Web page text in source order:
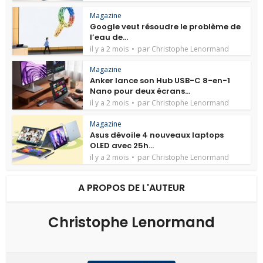
Magazine
Google veut résoudre le problème de
l’eau de...
il y a 2 mois par Christophe Lenormand
Magazine
Anker lance son Hub USB-C 8-en-1
Nano pour deux écrans...
il y a 2 mois par Christophe Lenormand
Magazine
Asus dévoile 4 nouveaux laptops
OLED avec 25h...
il y a 2 mois par Christophe Lenormand
A PROPOS DE L'AUTEUR
Christophe Lenormand